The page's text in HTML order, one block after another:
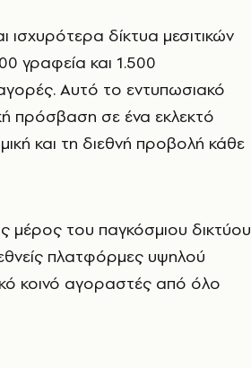
ισχυρότερα δίκτυα µεσιτικών
γραφεία και 1.500
Αυτό το εντυπωσιακό
πρόσβαση σε ένα εκλεκτό
και τη διεθνή προβολή κάθε
µέρος του παγκόσµιου δικτύου
πλατφόρµες υψηλού
κοινό αγοραστές από όλο